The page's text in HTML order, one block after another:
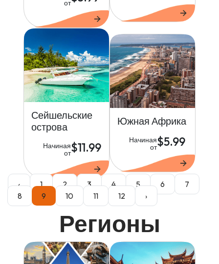
от
Сейшельские
острова
Начиная
от$11.99
Южная Африка
Начиная
от$5.99
‹ 1 2 3 4 5 6
7
8
9 10 11 12 ›
Регионы